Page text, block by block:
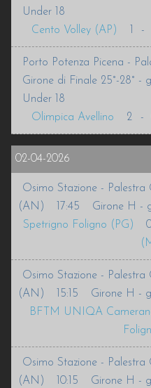
Under 18
Cento Volley (AP)
-
Porto Potenza Picena -
Girone di Finale 25°-28° -
Under 18
Olimpica Avellino
2 -
02-04-2026
Osimo Stazione -
(AN)
17:45 Girone H -
Spetrigno Foligno (PG)
Osimo Stazione -
(AN)
15:15 Girone H -
BFTM UNIQA
Osimo Stazione -
(AN)
10:15 Girone H -